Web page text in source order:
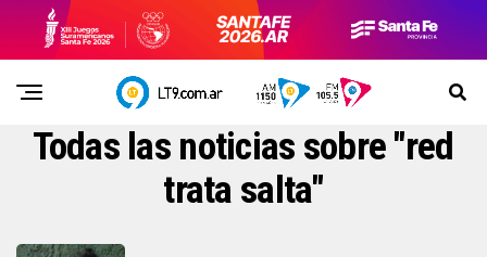
Todas las noticias sobre "red
trata salta"